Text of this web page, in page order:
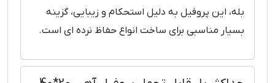
بله، این پروفیل به دلیل استحکام و زیبایی، گزینه
بسیار مناسبی برای ساخت انواع حفاظ نرده ای است.